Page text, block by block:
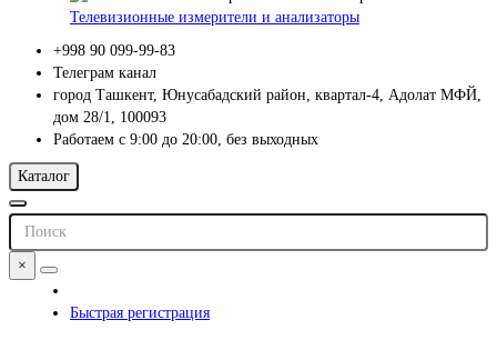
Телевизионные измерители и анализаторы
+998 90 099-99-83
Телеграм канал
город Ташкент, Юнусабадский район, квартал-4, Адолат МФЙ,
дом 28/1, 100093
Работаем с 9:00 до 20:00, без выходных
Каталог
×
Быстрая регистрация